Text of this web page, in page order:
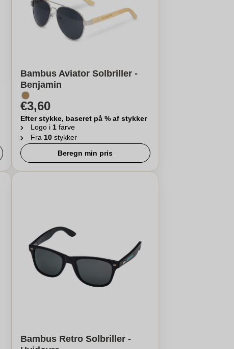
Bambus Aviator Solbriller -
Benjamin
€3,60
Efter stykke, baseret på % af stykker
Logo i 1 farve
Fra 10 stykker
Beregn min pris
Bambus Retro Solbriller -